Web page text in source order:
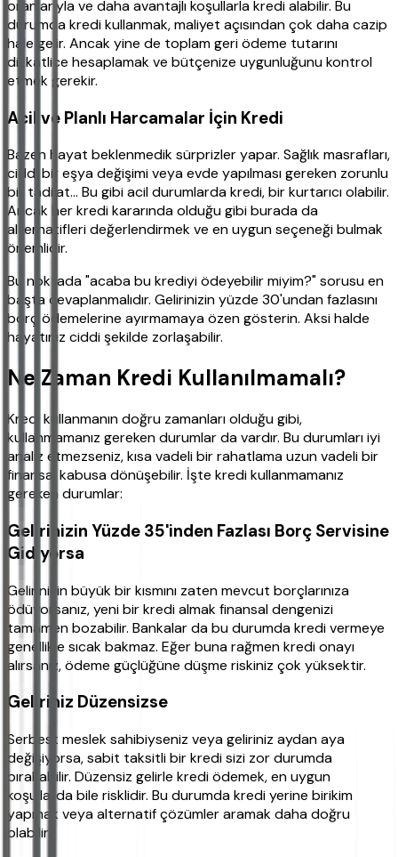
oranlarıyla ve daha avantajlı koşullarla kredi alabilir. Bu
durumda kredi kullanmak, maliyet açısından çok daha cazip
hale gelir. Ancak yine de toplam geri ödeme tutarını
dikkatlice hesaplamak ve bütçenize uygunluğunu kontrol
etmek gerekir.
Acil ve Planlı Harcamalar İçin Kredi
Bazen hayat beklenmedik sürprizler yapar. Sağlık masrafları,
ciddi bir eşya değişimi veya evde yapılması gereken zorunlu
bir tadilat... Bu gibi acil durumlarda kredi, bir kurtarıcı olabilir.
Ancak her kredi kararında olduğu gibi burada da
alternatifleri değerlendirmek ve en uygun seçeneği bulmak
önemlidir.
Bu noktada "acaba bu krediyi ödeyebilir miyim?" sorusu en
başta cevaplanmalıdır. Gelirinizin yüzde 30'undan fazlasını
borç ödemelerine ayırmamaya özen gösterin. Aksi halde
hayatınız ciddi şekilde zorlaşabilir.
Ne Zaman Kredi Kullanılmamalı?
Kredi kullanmanın doğru zamanları olduğu gibi,
kullanmamanız gereken durumlar da vardır. Bu durumları iyi
analiz etmezseniz, kısa vadeli bir rahatlama uzun vadeli bir
finansal kabusa dönüşebilir. İşte kredi kullanmamanız
gereken durumlar:
Gelirinizin Yüzde 35'inden Fazlası Borç Servisine
Gidiyorsa
Gelirinizin büyük bir kısmını zaten mevcut borçlarınıza
ödüyorsanız, yeni bir kredi almak finansal dengenizi
tamamen bozabilir. Bankalar da bu durumda kredi vermeye
genellikle sıcak bakmaz. Eğer buna rağmen kredi onayı
alırsanız, ödeme güçlüğüne düşme riskiniz çok yüksektir.
Geliriniz Düzensizse
Serbest meslek sahibiyseniz veya geliriniz aydan aya
değişiyorsa, sabit taksitli bir kredi sizi zor durumda
bırakabilir. Düzensiz gelirle kredi ödemek, en uygun
koşullarda bile risklidir. Bu durumda kredi yerine birikim
yapmak veya alternatif çözümler aramak daha doğru
olabilir.